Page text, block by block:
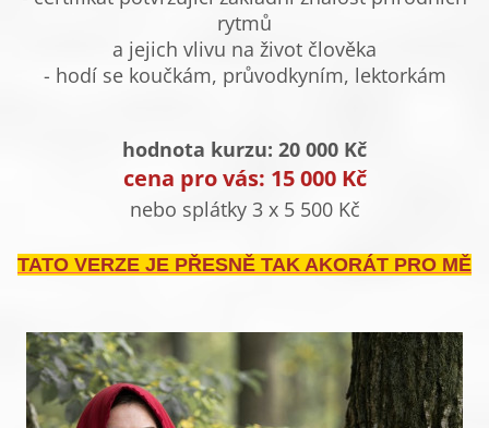
rytmů
a jejich vlivu na život člověka
- hodí se koučkám, průvodkyním, lektorkám
hodnota kurzu: 20 000 Kč
cena pro vás: 15 000 Kč
nebo splátky 3 x 5 500 Kč
TATO VERZE JE PŘESNĚ TAK AKORÁT PRO MĚ